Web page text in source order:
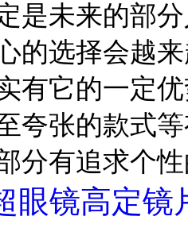
是未来的部
的选择会越
有它的一定
夸张的款式
分有追求个
眼镜高定镜